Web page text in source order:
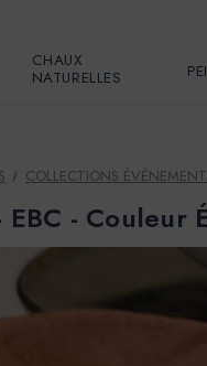
CHAUX
NATURELLES
COLLECTIONS
- Couleur